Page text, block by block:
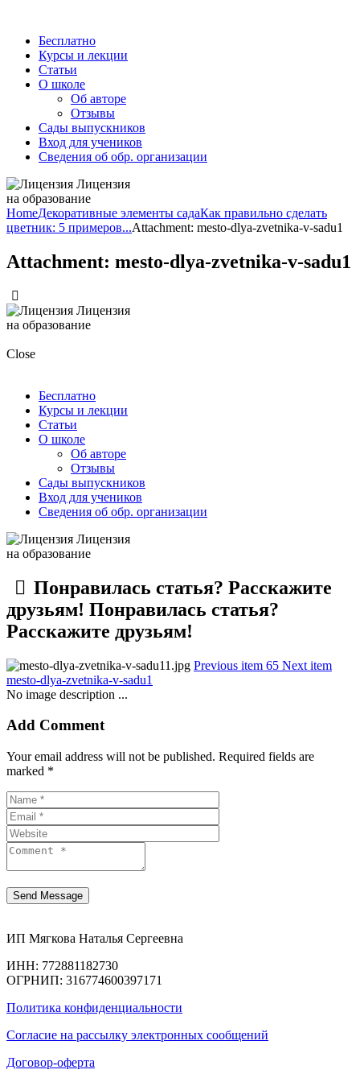
Бесплатно
Курсы и лекции
Статьи
О школе
Об авторе
Отзывы
Сады выпускников
Вход для учеников
Сведения об обр. организации
Лицензия
на образование
HomeДекоративные элементы садаКак правильно сделать
цветник: 5 примеров...Attachment: mesto-dlya-zvetnika-v-sadu1
Attachment: mesto-dlya-zvetnika-v-sadu1
Лицензия
на образование
Close
Бесплатно
Курсы и лекции
Статьи
О школе
Об авторе
Отзывы
Сады выпускников
Вход для учеников
Сведения об обр. организации
Лицензия
на образование
Понравилась статья? Расскажите
друзьям! Понравилась статья?
Расскажите друзьям!
Previous item 65 Next item
mesto-dlya-zvetnika-v-sadu1
No image description ...
Add Comment
Your email address will not be published. Required fields are
marked *
ИП Мягкова Наталья Сергеевна
ИНН: 772881182730
ОГРНИП: 316774600397171
Политика конфиденциальности
Согласие на рассылку электронных сообщений
Договор-оферта